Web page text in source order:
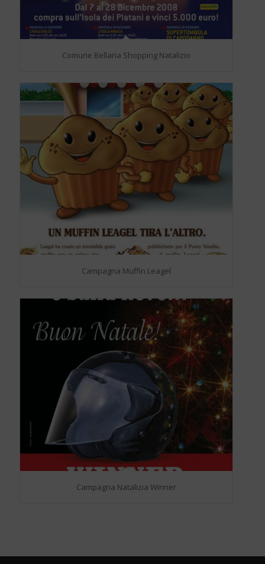
Comune Bellaria Shopping Natalizio
Campagna Muffin Leagel
Campagna Natalizia Winner